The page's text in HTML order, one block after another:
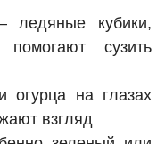
ледяные кубики,
сузить
огурца на глазах
взгляд